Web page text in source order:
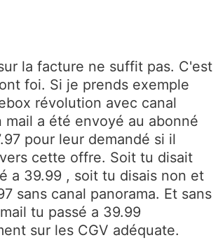
la facture ne suffit pas. C'est
foi. Si je prends exemple
révolution avec canal
mail a été envoyé au abonné
pour leur demandé si il
cette offre. Soit tu disait
a 39.99 , soit tu disais non et
sans canal panorama. Et sans
tu passé a 39.99
sur les CGV adéquate.